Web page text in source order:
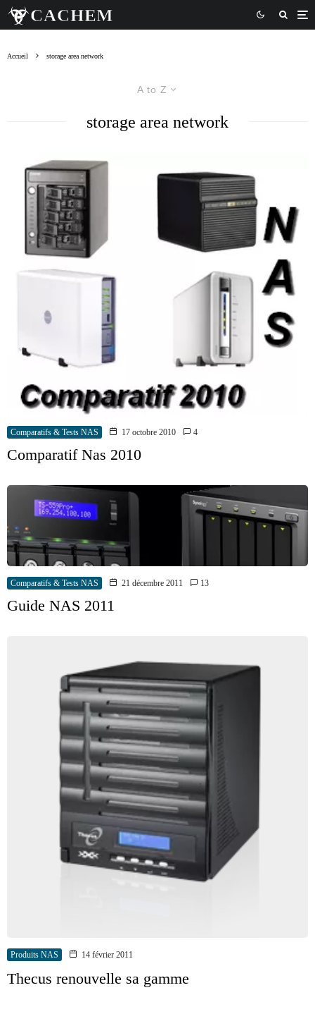
Accueil storage area network
A to Z
storage area network
Comparatifs & Tests NAS 17 octobre 2010 4
Comparatif Nas 2010
Comparatifs & Tests NAS 21 décembre 2011 13
Guide NAS 2011
Produits NAS 14 février 2011
Thecus renouvelle sa gamme